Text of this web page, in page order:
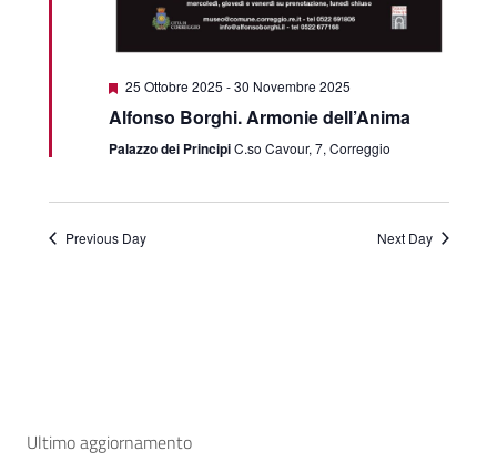
Featured
25 Ottobre 2025 -30 Novembre 2025
Alfonso Borghi. Armonie dell’Anima
Palazzo dei PrincipiC.so Cavour, 7, Correggio
Previous Day Next Day
Ultimo aggiornamento